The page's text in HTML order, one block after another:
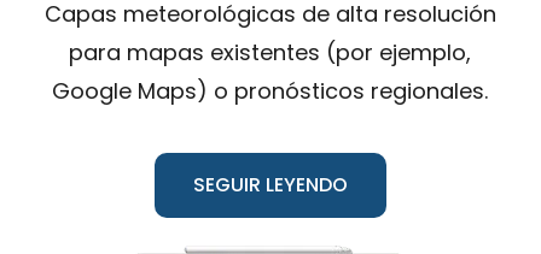
Capas meteorológicas de alta resolución
para mapas existentes (por ejemplo,
Google Maps) o pronósticos regionales.
SEGUIR LEYENDO